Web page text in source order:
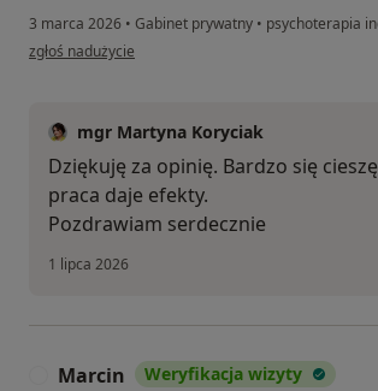
3 marca 2026 • Gabinet prywatny • psychoterapia
w opinii użytkownika Karol
zgłoś nadużycie
mgr Martyna Koryciak
Dziękuję za opinię. Bardzo się
praca daje efekty.
Pozdrawiam serdecznie
1 lipca 2026
Marcin Weryfikacja wizyty